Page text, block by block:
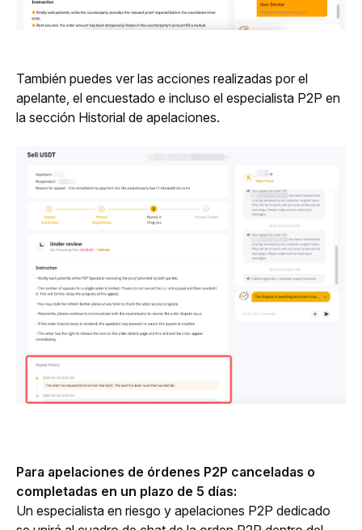
También puedes ver las acciones realizadas por el
apelante, el encuestado e incluso el especialista P2P en
la sección Historial de apelaciones.
Para apelaciones de órdenes P2P canceladas o
completadas en un plazo de 5 días:
Un especialista en riesgo y apelaciones P2P dedicado